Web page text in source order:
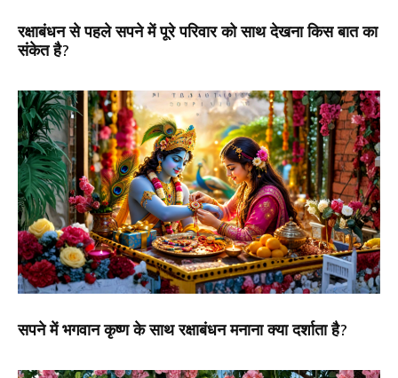
रक्षाबंधन से पहले सपने में पूरे परिवार को साथ देखना किस बात का
संकेत है?
सपने में भगवान कृष्ण के साथ रक्षाबंधन मनाना क्या दर्शाता है?